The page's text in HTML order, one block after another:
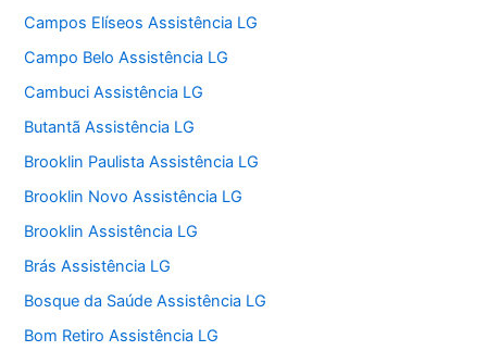
Campos Elíseos Assistência LG
Campo Belo Assistência LG
Cambuci Assistência LG
Butantã Assistência LG
Brooklin Paulista Assistência LG
Brooklin Novo Assistência LG
Brooklin Assistência LG
Brás Assistência LG
Bosque da Saúde Assistência LG
Bom Retiro Assistência LG